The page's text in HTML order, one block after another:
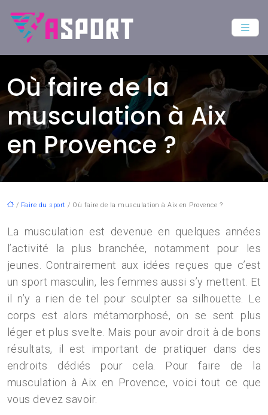
Où faire de la
musculation à Aix
en Provence ?
/ Faire du sport / Où faire de la musculation à Aix en Provence ?
La musculation est devenue en quelques années
l’activité la plus branchée, notamment pour les
jeunes. Contrairement aux idées reçues que c’est
un sport masculin, les femmes aussi s’y mettent. Et
il n’y a rien de tel pour sculpter sa silhouette. Le
corps est alors métamorphosé, on se sent plus
léger et plus svelte. Mais pour avoir droit à de bons
résultats, il est important de pratiquer dans des
endroits dédiés pour cela. Pour faire de la
musculation à Aix en Provence, voici tout ce que
vous devez savoir.